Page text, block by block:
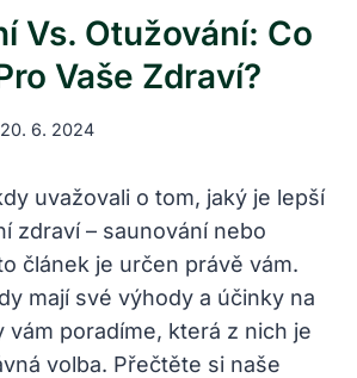
Vs. Otužování: Co
Vaše Zdraví?
20. 6. 2024
uvažovali o tom, jaký je lepší
zdraví – saunování nebo
článek je určen právě vám.
mají své výhody a účinky na
vám poradíme, která z nich je
volba. Přečtěte si naše